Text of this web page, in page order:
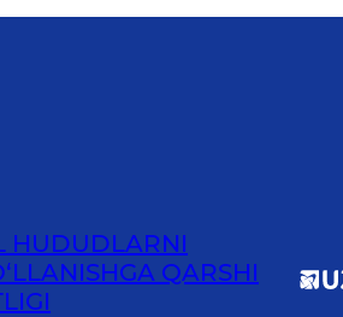
HUDUDLARNI
QARSHI